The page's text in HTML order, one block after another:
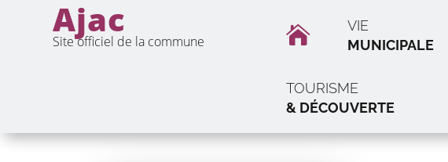
Ajac
Site officiel de la commune 
VIE
MUNICIPALE
TOURISME
& DÉCOUVERTE